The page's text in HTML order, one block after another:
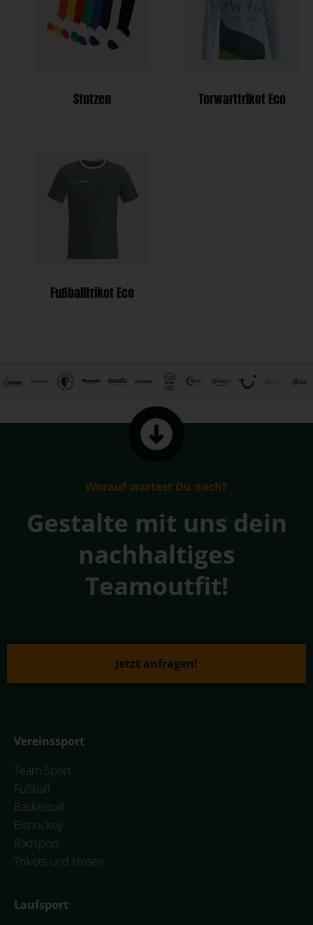
Stutzen Torwarttrikot Eco
Fußballtrikot Eco
Worauf wartest Du noch?
Gestalte mit uns dein
nachhaltiges
Teamoutfit!
Jetzt anfragen!
Vereinssport
Team Sport
Fußball
Basketball
Eishockey
Radsport
Trikots und Hosen
Laufsport